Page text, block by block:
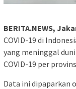
BERITA.NEWS,
COVID-19 di
yang meninggal
COVID-19 per
Data ini dipaparkan